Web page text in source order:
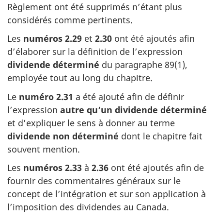
Règlement ont été supprimés n’étant plus
considérés comme pertinents.
Les numéros 2.29 et 2.30 ont été ajoutés afin
d’élaborer sur la définition de l’expression
dividende déterminé du paragraphe 89(1),
employée tout au long du chapitre.
Le numéro 2.31 a été ajouté afin de définir
l’expression autre qu’un dividende déterminé
et d’expliquer le sens à donner au terme
dividende non déterminé dont le chapitre fait
souvent mention.
Les numéros 2.33 à 2.36 ont été ajoutés afin de
fournir des commentaires généraux sur le
concept de l’intégration et sur son application à
l’imposition des dividendes au Canada.